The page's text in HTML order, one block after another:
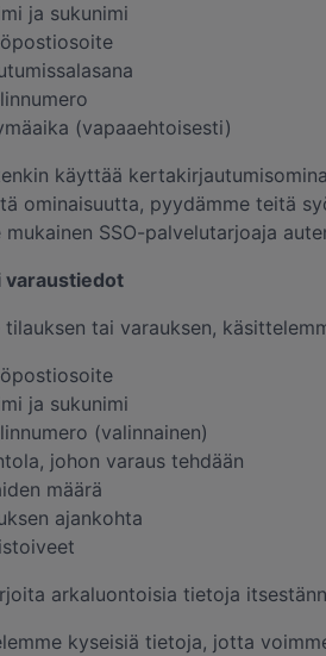
ja sukunimi
(vapaaehtoisesti)
käyttää
ominaisuutta, pyydämme teitä
mukainen SSO-palvelutarjoaja
varaustiedot
tai varauksen,
ja sukunimi
(valinnainen)
johon varaus tehdään
määrä
ajankohta
arkaluontoisia tietoja
kyseisiä tietoja, jotta